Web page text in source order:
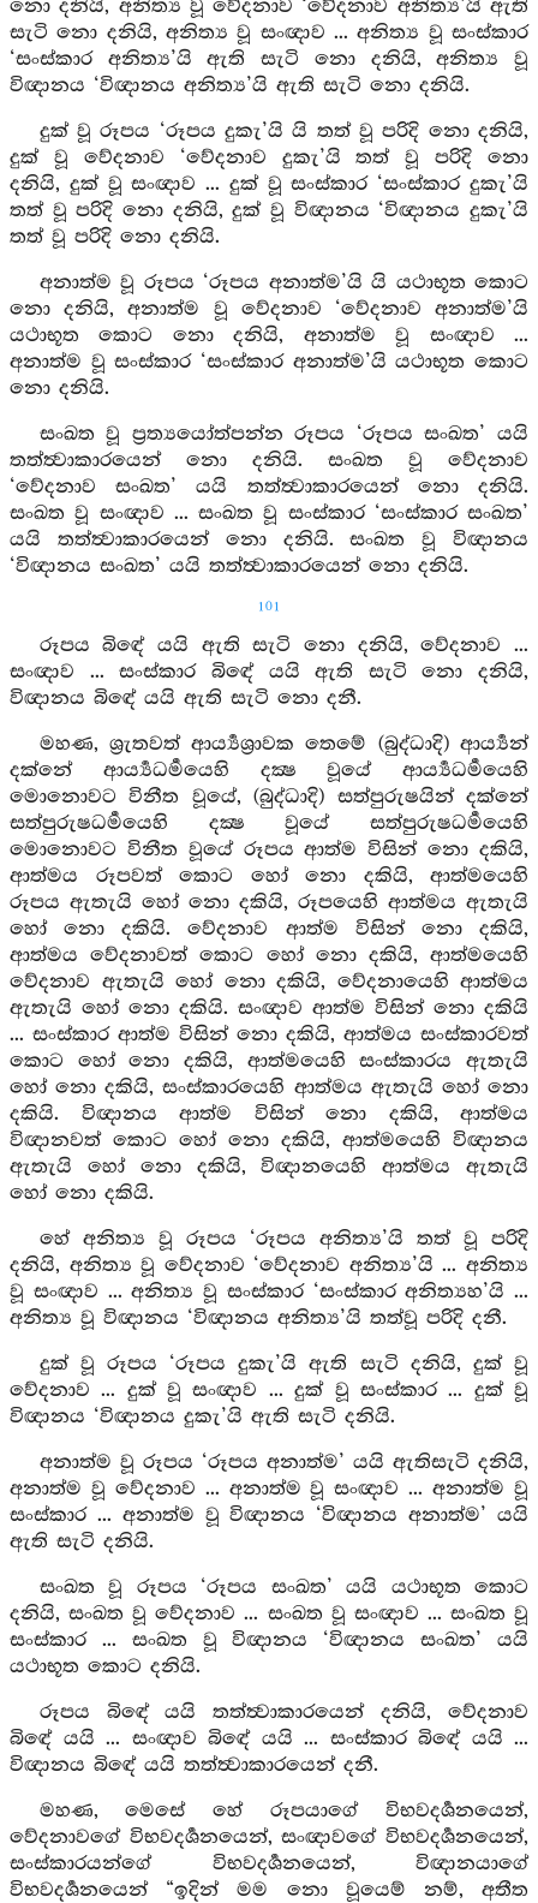
නො දනියි, අනිත්‍ය වූ වේදනාව ‘වේදනාව අනිත්‍ය’යි ඇති
සැටි නො දනියි, අනිත්‍ය වූ සංඥාව ... අනිත්‍ය වූ සංස්කාර
‘සංස්කාර අනිත්‍ය’යි ඇති සැටි නො දනියි, අනිත්‍ය වූ
විඥානය ‘විඥානය අනිත්‍ය’යි ඇති සැටි නො දනියි.
දුක් වූ රූපය ‘රූපය දුකැ’යි යි තත් වූ පරිදි නො දනියි,
දුක් වූ වේදනාව ‘වේදනාව දුකැ’යි තත් වූ පරිදි නො
දනියි, දුක් වූ සංඥාව ... දුක් වූ සංස්කාර ‘සංස්කාර දුකැ’යි
තත් වූ පරිදි නො දනියි, දුක් වූ විඥානය ‘විඥානය දුකැ’යි
තත් වූ පරිදි නො දනියි.
අනාත්ම වූ රූපය ‘රූපය අනාත්ම’යි යි යථාභූත කොට
නො දනියි, අනාත්ම වූ වේදනාව ‘වේදනාව අනාත්ම’යි
යථාභූත කොට නො දනියි, අනාත්ම වූ සංඥාව ...
අනාත්ම වූ සංස්කාර ‘සංස්කාර අනාත්ම’යි යථාභූත කොට
නො දනියි.
සංඛත වූ ප්‍රත්‍යයෝත්පන්න රූපය ‘රූපය සංඛත’ යයි
තත්ත්‍වාකාරයෙන් නො දනියි. සංඛත වූ වේදනාව
‘වේදනාව සංඛත’ යයි තත්ත්‍වාකාරයෙන් නො දනියි.
සංඛත වූ සංඥාව ... සංඛත වූ සංස්කාර ‘සංස්කාර සංඛත’
යයි තත්ත්‍වාකාරයෙන් නො දනියි. සංඛත වූ විඥානය
‘විඥානය සංඛත’ යයි තත්ත්‍වාකාරයෙන් නො දනියි.
101
රූපය බිඳේ යයි ඇති සැටි නො දනියි, වේදනාව ...
සංඥාව ... සංස්කාර බිඳේ යයි ඇති සැටි නො දනියි,
විඥානය බිඳේ යයි ඇති සැටි නො දනී.
මහණ, ශ්‍රැතවත් ආර්‍ය්‍යශ්‍රාවක තෙමේ (බුද්ධාදි) ආර්‍ය්‍යන්
දක්නේ ආර්‍ය්‍යධර්‍මයෙහි දක්‍ෂ වූයේ ආර්‍ය්‍යධර්‍මයෙහි
මොනොවට විනීත වූයේ, (බුද්ධාදි) සත්පුරුෂයින් දක්නේ
සත්පුරුෂධර්‍මයෙහි දක්‍ෂ වූයේ සත්පුරුෂධර්‍මයෙහි
මොනොවට විනීත වූයේ රූපය ආත්ම විසින් නො දකියි,
ආත්මය රූපවත් කොට හෝ නො දකියි, ආත්මයෙහි
රූපය ඇතැයි හෝ නො දකියි, රූපයෙහි ආත්මය ඇතැයි
හෝ නො දකියි. වේදනාව ආත්ම විසින් නො දකියි,
ආත්මය වේදනාවත් කොට හෝ නො දකියි, ආත්මයෙහි
වේදනාව ඇතැයි හෝ නො දකියි, වේදනායෙහි ආත්මය
ඇතැයි හෝ නො දකියි. සංඥාව ආත්ම විසින් නො දකියි
... සංස්කාර ආත්ම විසින් නො දකියි, ආත්මය සංස්කාරවත්
කොට හෝ නො දකියි, ආත්මයෙහි සංස්කාරය ඇතැයි
හෝ නො දකියි, සංස්කාරයෙහි ආත්මය ඇතැයි හෝ නො
දකියි. විඥානය ආත්ම විසින් නො දකියි, ආත්මය
විඥානවත් කොට හෝ නො දකියි, ආත්මයෙහි විඥානය
ඇතැයි හෝ නො දකියි, විඥානයෙහි ආත්මය ඇතැයි
හෝ නො දකියි.
හේ අනිත්‍ය වූ රූපය ‘රූපය අනිත්‍ය’යි තත් වූ පරිදි
දනියි, අනිත්‍ය වූ වේදනාව ‘වේදනාව අනිත්‍ය’යි ... අනිත්‍ය
වූ සංඥාව ... අනිත්‍ය වූ සංස්කාර ‘සංස්කාර අනිත්‍යහ’යි ...
අනිත්‍ය වූ විඥානය ‘විඥානය අනිත්‍ය’යි තත්වූ පරිදි දනී.
දුක් වූ රූපය ‘රූපය දුකැ’යි ඇති සැටි දනියි, දුක් වූ
වේදනාව ... දුක් වූ සංඥාව ... දුක් වූ සංස්කාර ... දුක් වූ
විඥානය ‘විඥානය දුකැ’යි ඇති සැටි දනියි.
අනාත්ම වූ රූපය ‘රූපය අනාත්ම’ යයි ඇතිසැටි දනියි,
අනාත්ම වූ වේදනාව ... අනාත්ම වූ සංඥාව ... අනාත්ම වූ
සංස්කාර ... අනාත්ම වූ විඥානය ‘විඥානය අනාත්ම’ යයි
ඇති සැටි දනියි.
සංඛත වූ රූපය ‘රූපය සංඛත’ යයි යථාභූත කොට
දනියි, සංඛත වූ වේදනාව ... සංඛත වූ සංඥාව ... සංඛත වූ
සංස්කාර ... සංඛත වූ විඥානය ‘විඥානය සංඛත’ යයි
යථාභූත කොට දනියි.
රූපය බිඳේ යයි තත්ත්‍වාකාරයෙන් දනියි, වේදනාව
බිඳේ යයි ... සංඥාව බිඳේ යයි ... සංස්කාර බිඳේ යයි ...
විඥානය බිඳේ යයි තත්ත්‍වාකාරයෙන් දනී.
මහණ, මෙසේ හේ රූපයාගේ විභවදර්‍ශනයෙන්,
වේදනාවගේ විභවදර්‍ශනයෙන්, සංඥාවගේ විභවදර්‍ශනයෙන්,
සංස්කාරයන්ගේ විභවදර්‍ශනයෙන්, විඥානයාගේ
විභවදර්‍ශනයෙන් “ඉදින් මම නො වූයෙම් නම්, අතීත